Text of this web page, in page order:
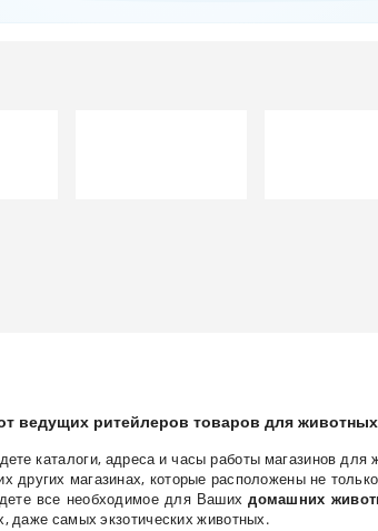
ведущих ритейлеров товаров для
каталоги, адреса и часы работы магазинов
других магазинах, которые расположены не
все необходимое для Вашихдомашних
даже самых экзотических животных.